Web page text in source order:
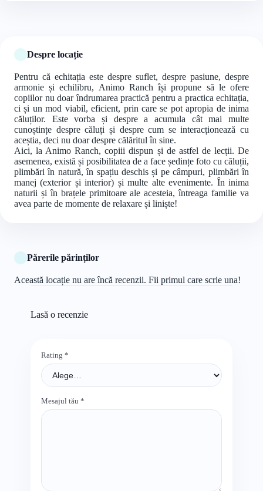
Despre locație
Pentru că echitația este despre suflet, despre pasiune, despre
armonie și echilibru, Animo Ranch își propune să le ofere
copiilor nu doar îndrumarea practică pentru a practica echitația,
ci și un mod viabil, eficient, prin care se pot apropia de inima
căluților. Este vorba și despre a acumula cât mai multe
cunoștințe despre căluți și despre cum se interacționează cu
aceștia, deci nu doar despre călăritul în sine.
Aici, la Animo Ranch, copiii dispun și de astfel de lecții. De
asemenea, există și posibilitatea de a face ședințe foto cu căluții,
plimbări în natură, în spațiu deschis și pe câmpuri, plimbări în
manej (exterior și interior) și multe alte evenimente. În inima
naturii și în brațele primitoare ale acesteia, întreaga familie va
avea parte de momente de relaxare și liniște!
Părerile părinților
Această locație nu are încă recenzii. Fii primul care scrie una!
Lasă o recenzie
Rating *
Mesajul tău *